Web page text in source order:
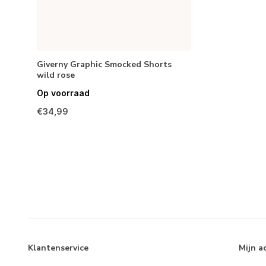
Giverny Graphic Smocked Shorts
wild rose
Op voorraad
€34,99
Klantenservice Mijn